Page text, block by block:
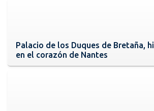
Palacio de los Duques de Bretaña,
en el corazón de Nantes